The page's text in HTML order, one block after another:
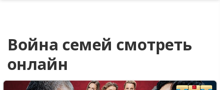
Война семей смотреть
онлайн